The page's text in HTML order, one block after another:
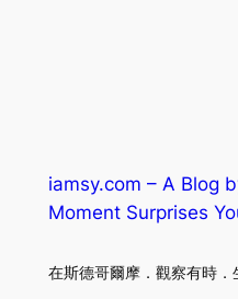
iamsy.com – A Blog
Moment Surprises
在斯德哥爾摩．觀察有時．